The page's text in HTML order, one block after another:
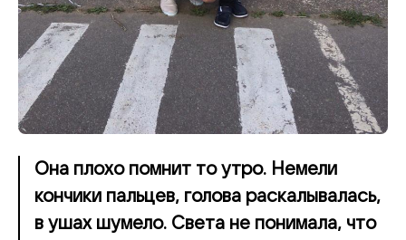
Она плохо помнит то утро. Немели
кончики пальцев, голова раскалывалась,
в ушах шумело. Света не понимала, что